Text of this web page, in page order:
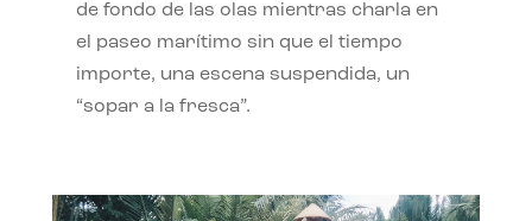
de fondo de las olas mientras charla en
el paseo marítimo sin que el tiempo
importe, una escena suspendida, un
“sopar a la fresca”.